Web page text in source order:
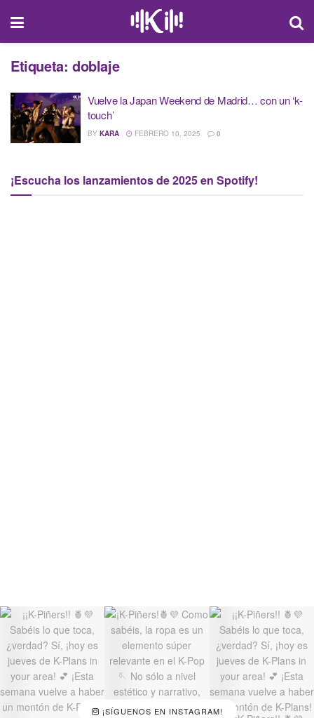
Etiqueta: doblaje
Vuelve la Japan Weekend de Madrid… con un ‘k-
touch’
BY KARA FEBRERO 10, 2025 0
¡Escucha los lanzamientos de 2025 en Spotify!
¡SÍGUENOS EN INSTAGRAM!